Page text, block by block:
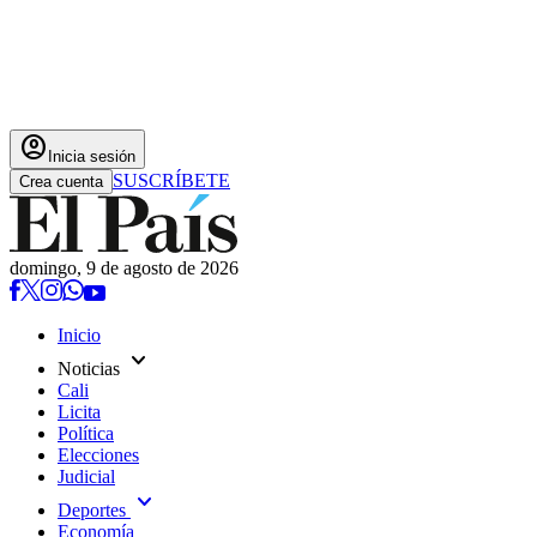
account_circle Inicia sesión
Crea cuenta SUSCRÍBETE
domingo, 9 de agosto de 2026
Inicio
Noticias expand_more
Cali
Licita
Política
Elecciones
Judicial
Deportes expand_more
Economía